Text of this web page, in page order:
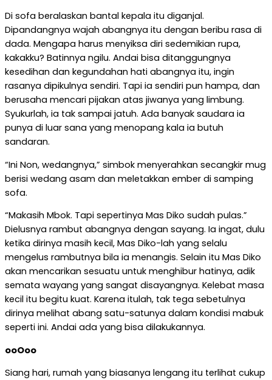
Di sofa beralaskan bantal kepala itu diganjal.
Dipandangnya wajah abangnya itu dengan beribu rasa di
dada. Mengapa harus menyiksa diri sedemikian rupa,
kakakku? Batinnya ngilu. Andai bisa ditanggungnya
kesedihan dan kegundahan hati abangnya itu, ingin
rasanya dipikulnya sendiri. Tapi ia sendiri pun hampa, dan
berusaha mencari pijakan atas jiwanya yang limbung.
Syukurlah, ia tak sampai jatuh. Ada banyak saudara ia
punya di luar sana yang menopang kala ia butuh
sandaran.
“Ini Non, wedangnya,” simbok menyerahkan secangkir mug
berisi wedang asam dan meletakkan ember di samping
sofa.
“Makasih Mbok. Tapi sepertinya Mas Diko sudah pulas.”
Dielusnya rambut abangnya dengan sayang. Ia ingat, dulu
ketika dirinya masih kecil, Mas Diko-lah yang selalu
mengelus rambutnya bila ia menangis. Selain itu Mas Diko
akan mencarikan sesuatu untuk menghibur hatinya, adik
semata wayang yang sangat disayangnya. Kelebat masa
kecil itu begitu kuat. Karena itulah, tak tega sebetulnya
dirinya melihat abang satu-satunya dalam kondisi mabuk
seperti ini. Andai ada yang bisa dilakukannya.
ooOoo
Siang hari, rumah yang biasanya lengang itu terlihat cukup